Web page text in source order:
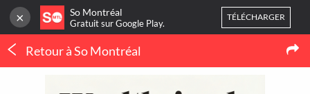
× So Montréal
Gratuit sur Google Play.
TÉLÉCHARGER
CONNEXION
Retour à So Montréal